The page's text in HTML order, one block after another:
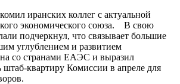
иранских коллег с актуальной
экономического союза. В свою
подчеркнул, что связывает большие
углублением и развитием
со странами ЕАЭС и выразил
штаб-квартиру Комиссии в апреле для